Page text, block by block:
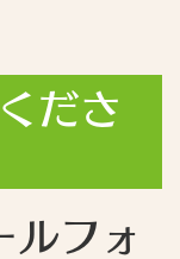
ださ
ルフォ